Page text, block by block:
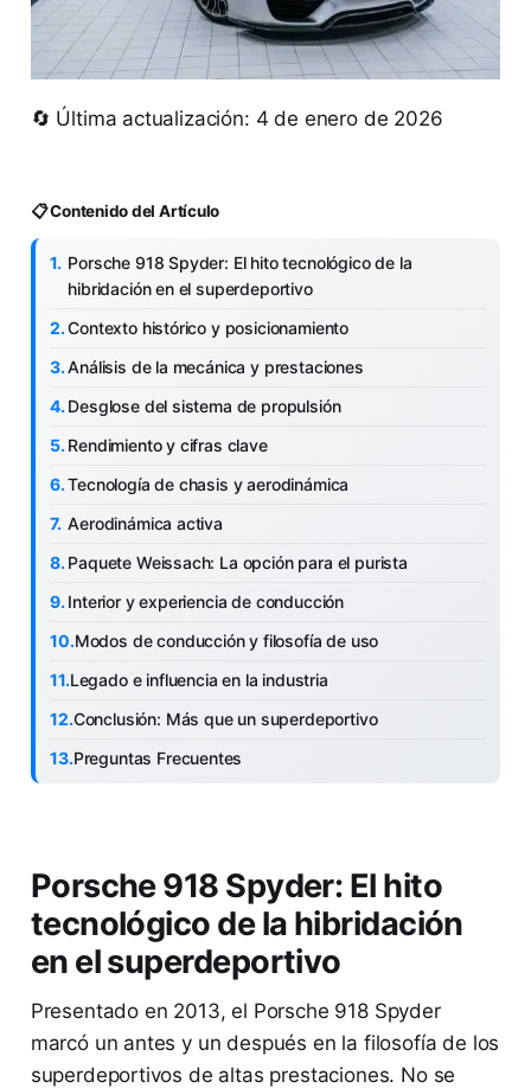
🔄 Última actualización: 4 de enero de 2026
📋 Contenido del Artículo
Porsche 918 Spyder: El hito tecnológico de la
hibridación en el superdeportivo
Contexto histórico y posicionamiento
Análisis de la mecánica y prestaciones
Desglose del sistema de propulsión
Rendimiento y cifras clave
Tecnología de chasis y aerodinámica
Aerodinámica activa
Paquete Weissach: La opción para el purista
Interior y experiencia de conducción
Modos de conducción y filosofía de uso
Legado e influencia en la industria
Conclusión: Más que un superdeportivo
Preguntas Frecuentes
Porsche 918 Spyder: El hito
tecnológico de la hibridación
en el superdeportivo
Presentado en 2013, el Porsche 918 Spyder
marcó un antes y un después en la filosofía de los
superdeportivos de altas prestaciones. No se